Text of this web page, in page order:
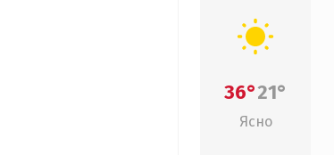
36°21°
Ясно